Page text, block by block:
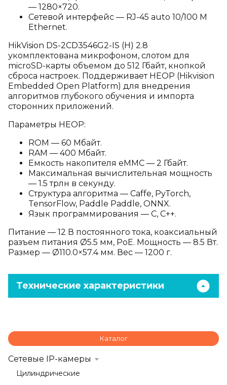
— 1280×720.
Сетевой интерфейс — RJ-45 auto 10/100 М
Ethernet.
HikVision DS-2CD3546G2-IS (H) 2.8
укомплектована микрофоном, слотом для
microSD-карты объемом до 512 Гбайт, кнопкой
сброса настроек. Поддерживает HEOP (Hikvision
Embedded Open Platform) для внедрения
алгоритмов глубокого обучения и импорта
сторонних приложений.
Параметры HEOP:
ROM — 60 Мбайт.
RAM — 400 Мбайт.
Емкость накопителя eMMC — 2 Гбайт.
Максимальная вычислительная мощность
— 1.5 трлн в секунду.
Структура алгоритма — Caffe, PyTorch,
TensorFlow, Paddle Paddle, ONNX.
Язык программирования — C, C++.
Питание — 12 В постоянного тока, коаксиальный
разъем питания Ø5.5 мм, PoE. Мощность — 8.5 Вт.
Размер — Ø110.0×57.4 мм. Вес — 1200 г.
Технические характеристики
Каталог
Сетевые IP-камеры
Цилиндрические